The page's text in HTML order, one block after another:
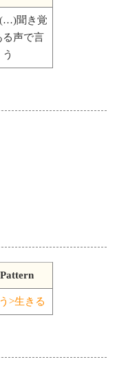
聞き覚
る声で言
う
Pattern
>生きる